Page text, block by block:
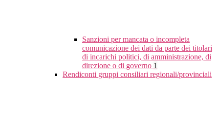
Sanzioni per mancata o incompleta
comunicazione dei dati da parte dei titolari
di incarichi politici, di amministrazione, di
direzione o di governo 1
Rendiconti gruppi consiliari regionali/provinciali